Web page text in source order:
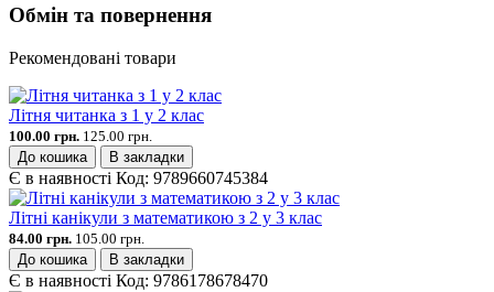
Обмін та повернення
Рекомендовані товари
Літня читанка з 1 у 2 клас
100.00 грн. 125.00 грн.
До кошика
В закладки
Є в наявності Код: 9789660745384
Літні канікули з математикою з 2 у 3 клас
84.00 грн. 105.00 грн.
До кошика
В закладки
Є в наявності Код: 9786178678470